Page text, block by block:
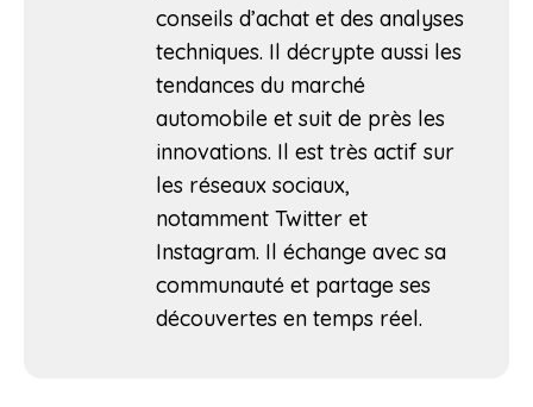
conseils d’achat et des analyses
techniques. Il décrypte aussi les
tendances du marché
automobile et suit de près les
innovations. Il est très actif sur
les réseaux sociaux,
notamment Twitter et
Instagram. Il échange avec sa
communauté et partage ses
découvertes en temps réel.